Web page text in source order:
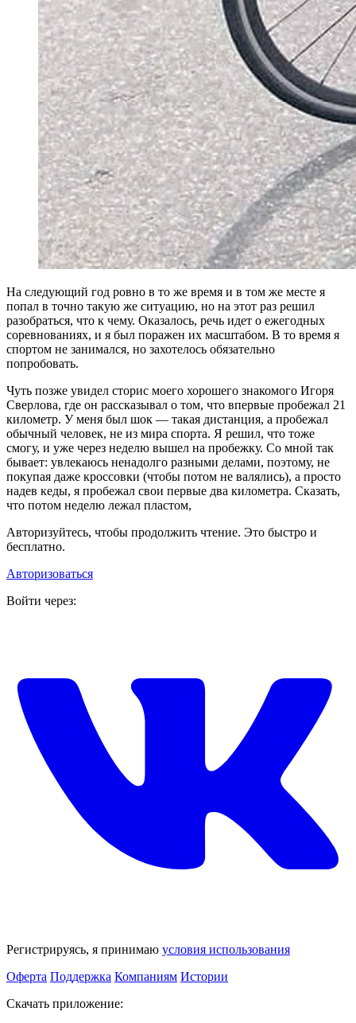
На следующий год ровно в то же время и в том же месте я
попал в точно такую же ситуацию, но на этот раз решил
разобраться, что к чему. Оказалось, речь идет о ежегодных
соревнованиях, и я был поражен их масштабом. В то время я
спортом не занимался, но захотелось обязательно
попробовать.
Чуть позже увидел сториc моего хорошего знакомого Игоря
Сверлова, где он рассказывал о том, что впервые пробежал 21
километр. У меня был шок — такая дистанция, а пробежал
обычный человек, не из мира спорта. Я решил, что тоже
смогу, и уже через неделю вышел на пробежку. Со мной так
бывает: увлекаюсь ненадолго разными делами, поэтому, не
покупая даже кроссовки (чтобы потом не валялись), а просто
надев кеды, я пробежал свои первые два километра. Сказать,
что потом неделю лежал пластом,
Авторизуйтесь, чтобы продолжить чтение. Это быстро и
бесплатно.
Авторизоваться
Войти через:
Регистрируясь, я принимаю условия использования
Оферта Поддержка Компаниям Истории
Скачать приложение: